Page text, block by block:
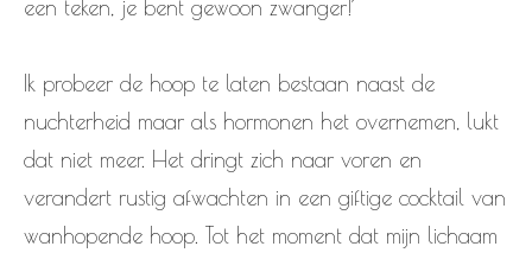
een teken, je bent gewoon zwanger!’
Ik probeer de hoop te laten bestaan naast de
nuchterheid maar als hormonen het overnemen, lukt
dat niet meer. Het dringt zich naar voren en
verandert rustig afwachten in een giftige cocktail van
wanhopende hoop. Tot het moment dat mijn lichaam